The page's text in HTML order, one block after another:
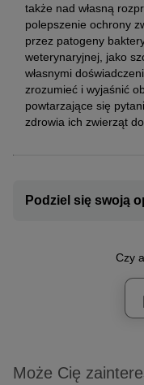
także nad własną
polepszenie ochrony
przez patogeny
weterynaryjnej, jako
własnymi
zrozumieć i wyjaśnić
powtarzające się
zdrowia ich zwierząt
Podziel się swoją
Czy
Może Cię